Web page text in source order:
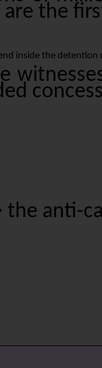
are the
inside the
the anti-